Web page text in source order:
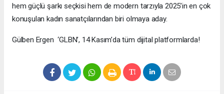
hem güçlü şarkı seçkisi hem de modern tarzıyla 2025’in en çok
konuşulan kadın sanatçılarından biri olmaya aday.
Gülben Ergen ‘GLBN’, 14 Kasım’da tüm dijital platformlarda!